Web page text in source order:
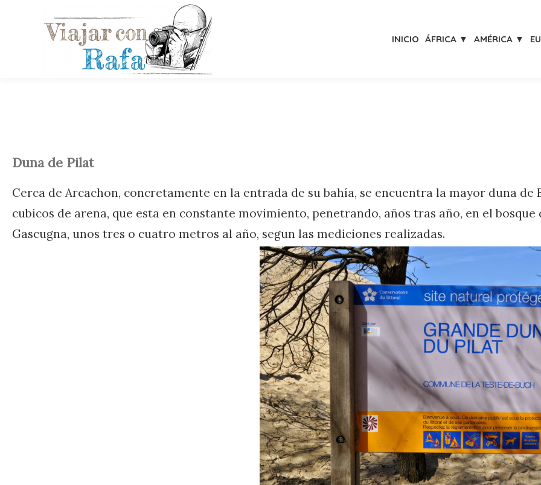
INICIO ÁFRICA ▼ AMÉRICA ▼
Duna de Pilat
Cerca de Arcachon, concretamente en la entrada de su bahía, se encuentra la mayor duna
cubicos de arena, que esta en constante movimiento, penetrando, años tras año, en el
Gascugna, unos tres o cuatro metros al año, segun las mediciones realizadas.